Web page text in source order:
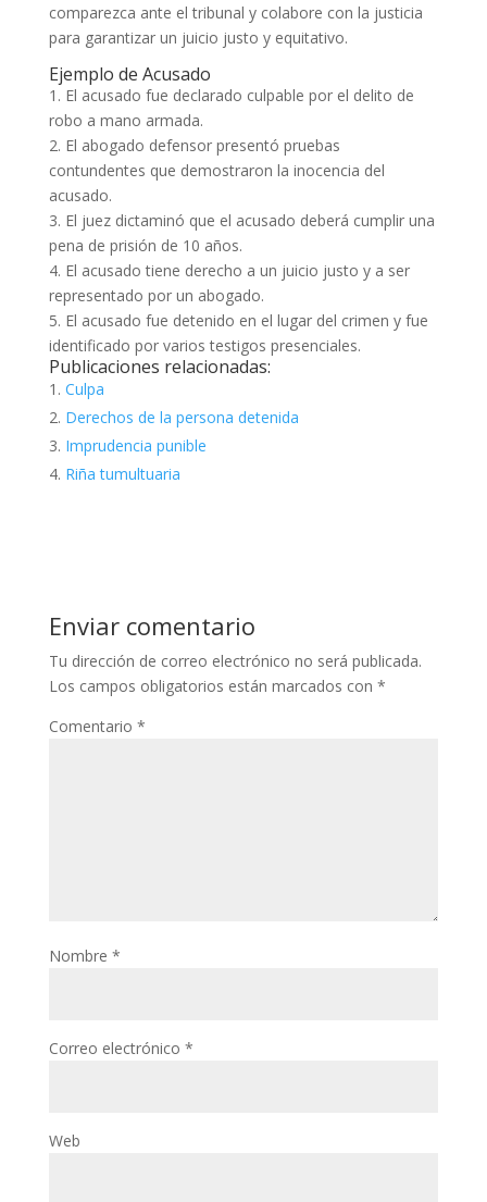
comparezca ante el tribunal y colabore con la justicia
para garantizar un juicio justo y equitativo.
Ejemplo de Acusado
1. El acusado fue declarado culpable por el delito de
robo a mano armada.
2. El abogado defensor presentó pruebas
contundentes que demostraron la inocencia del
acusado.
3. El juez dictaminó que el acusado deberá cumplir una
pena de prisión de 10 años.
4. El acusado tiene derecho a un juicio justo y a ser
representado por un abogado.
5. El acusado fue detenido en el lugar del crimen y fue
identificado por varios testigos presenciales.
Publicaciones relacionadas:
Culpa
Derechos de la persona detenida
Imprudencia punible
Riña tumultuaria
Enviar comentario
Tu dirección de correo electrónico no será publicada.
Los campos obligatorios están marcados con *
Comentario *
Nombre *
Correo electrónico *
Web